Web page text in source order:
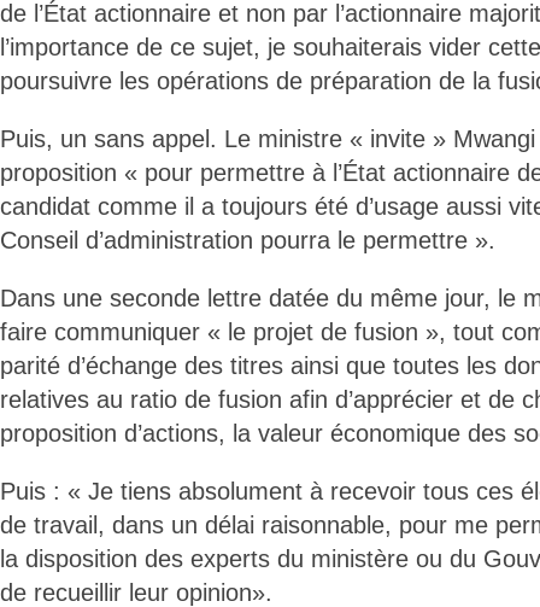
de l’État actionnaire et non par l’actionnaire
l’importance de ce sujet, je souhaiterais vider
poursuivre les opérations de préparation de la
Puis, un sans appel. Le ministre « invite »
proposition « pour permettre à l’État actionnaire
candidat comme il a toujours été d’usage aussi
Conseil d’administration pourra le permettre ».
Dans une seconde lettre datée du même jour, le
faire communiquer « le projet de fusion », tout
parité d’échange des titres ainsi que toutes les
relatives au ratio de fusion afin d’apprécier et de
proposition d’actions, la valeur économique des
Puis : « Je tiens absolument à recevoir tous ces
de travail, dans un délai raisonnable, pour me
la disposition des experts du ministère ou du
de recueillir leur opinion».